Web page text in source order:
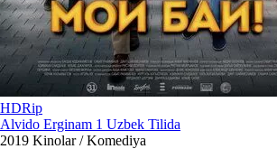
HDRip
Alvido Erginam 1 Uzbek Tilida
2019 Kinolar / Komediya